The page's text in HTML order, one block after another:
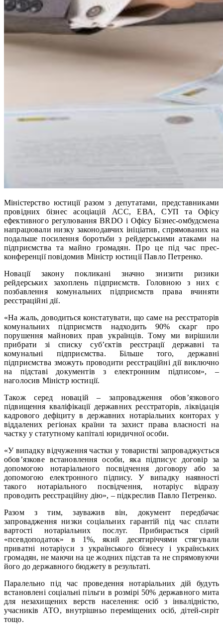
Міністерство юстиції разом з депутатами, представниками
провідних бізнес асоціацій АСС, ЕВА, СУП та Офісу
ефективного регулювання BRDO і Офісу Бізнес-омбудсмена
напрацювали низку законодавчих ініціатив, спрямованих на
подальше посилення боротьби з рейдерськими атаками на
підприємства та майно громадян. Про це під час прес-
конференції повідомив Міністр юстиції Павло Петренко.
Новації закону покликані значно знизити ризики
рейдерських захоплень підприємств. Головною з них є
позбавлення комунальних підприємств права вчиняти
реєстраційні дії.
«На жаль, доводиться констатувати, що саме на реєстраторів
комунальних підприємств надходить 90% скарг про
порушення майнових прав українців. Тому ми вирішили
прибрати зі списку суб’єктів реєстрації державні та
комунальні підприємства. Більше того, державні
підприємства зможуть проводити реєстраційні дії виключно
на підставі документів з електронним підписом», –
наголосив Міністр юстиції.
Також серед новацій – запровадження обов’язкового
підвищення кваліфікації державних реєстраторів, ліквідація
кадрового дефіциту в державних нотаріальних конторах у
віддалених регіонах країни та захист права власності на
частку у статутному капіталі юридичної особи.
«У випадку відчуження частки у товаристві запроваджується
обов’язкове встановлення особи, яка підписує договір за
допомогою нотаріального посвідчення договору або за
допомогою електронного підпису. У випадку наявності
такого нотаріального посвідчення, нотаріус відразу
проводить реєстраційну дію», – підкреслив Павло Петренко.
Разом з тим, зауважив він, документ передбачає
запровадження низки соціальних гарантій під час сплати
вартості нотаріальних послуг. Прибирається сірий
«псевдоподаток» в 1%, який десятиріччями стягували
приватні нотаріуси з українського бізнесу і українських
громадян, не маючи на це жодних підстав та не спрямовуючи
його до державного бюджету в результаті.
Паралельно під час проведення нотаріальних дій будуть
встановлені соціальні пільги в розмірі 50% державного мита
для незахищених верств населення: осіб з інвалідністю,
учасників АТО, внутрішньо переміщених осіб, дітей-сиріт
тощо.